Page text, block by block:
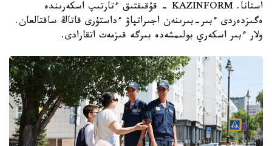
استانا. KAZINFORM - قۇقىقتىق ءتارتىپ اسكەرىندە
ەگىزدەردى ءبىر-بىرىنەن اجىراتپاۋ ءداستۇرى قاتاڭ ساقتالعان.
ولار ءبىر اسكەري بولىمشەدە بىرگە قىزمەت اتقارادى.